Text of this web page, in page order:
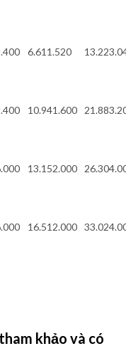
6.611.520
10.941.600
13.152.000
16.512.000
khảo và có